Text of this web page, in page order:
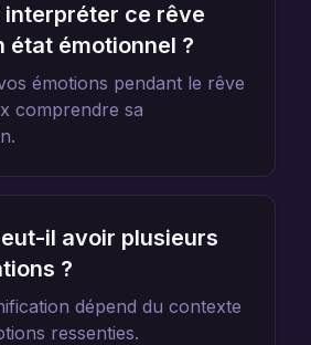
interpréter ce rêve
état émotionnel ?
émotions pendant le rêve
comprendre sa
il avoir plusieurs
?
dépend du contexte
ressenties.